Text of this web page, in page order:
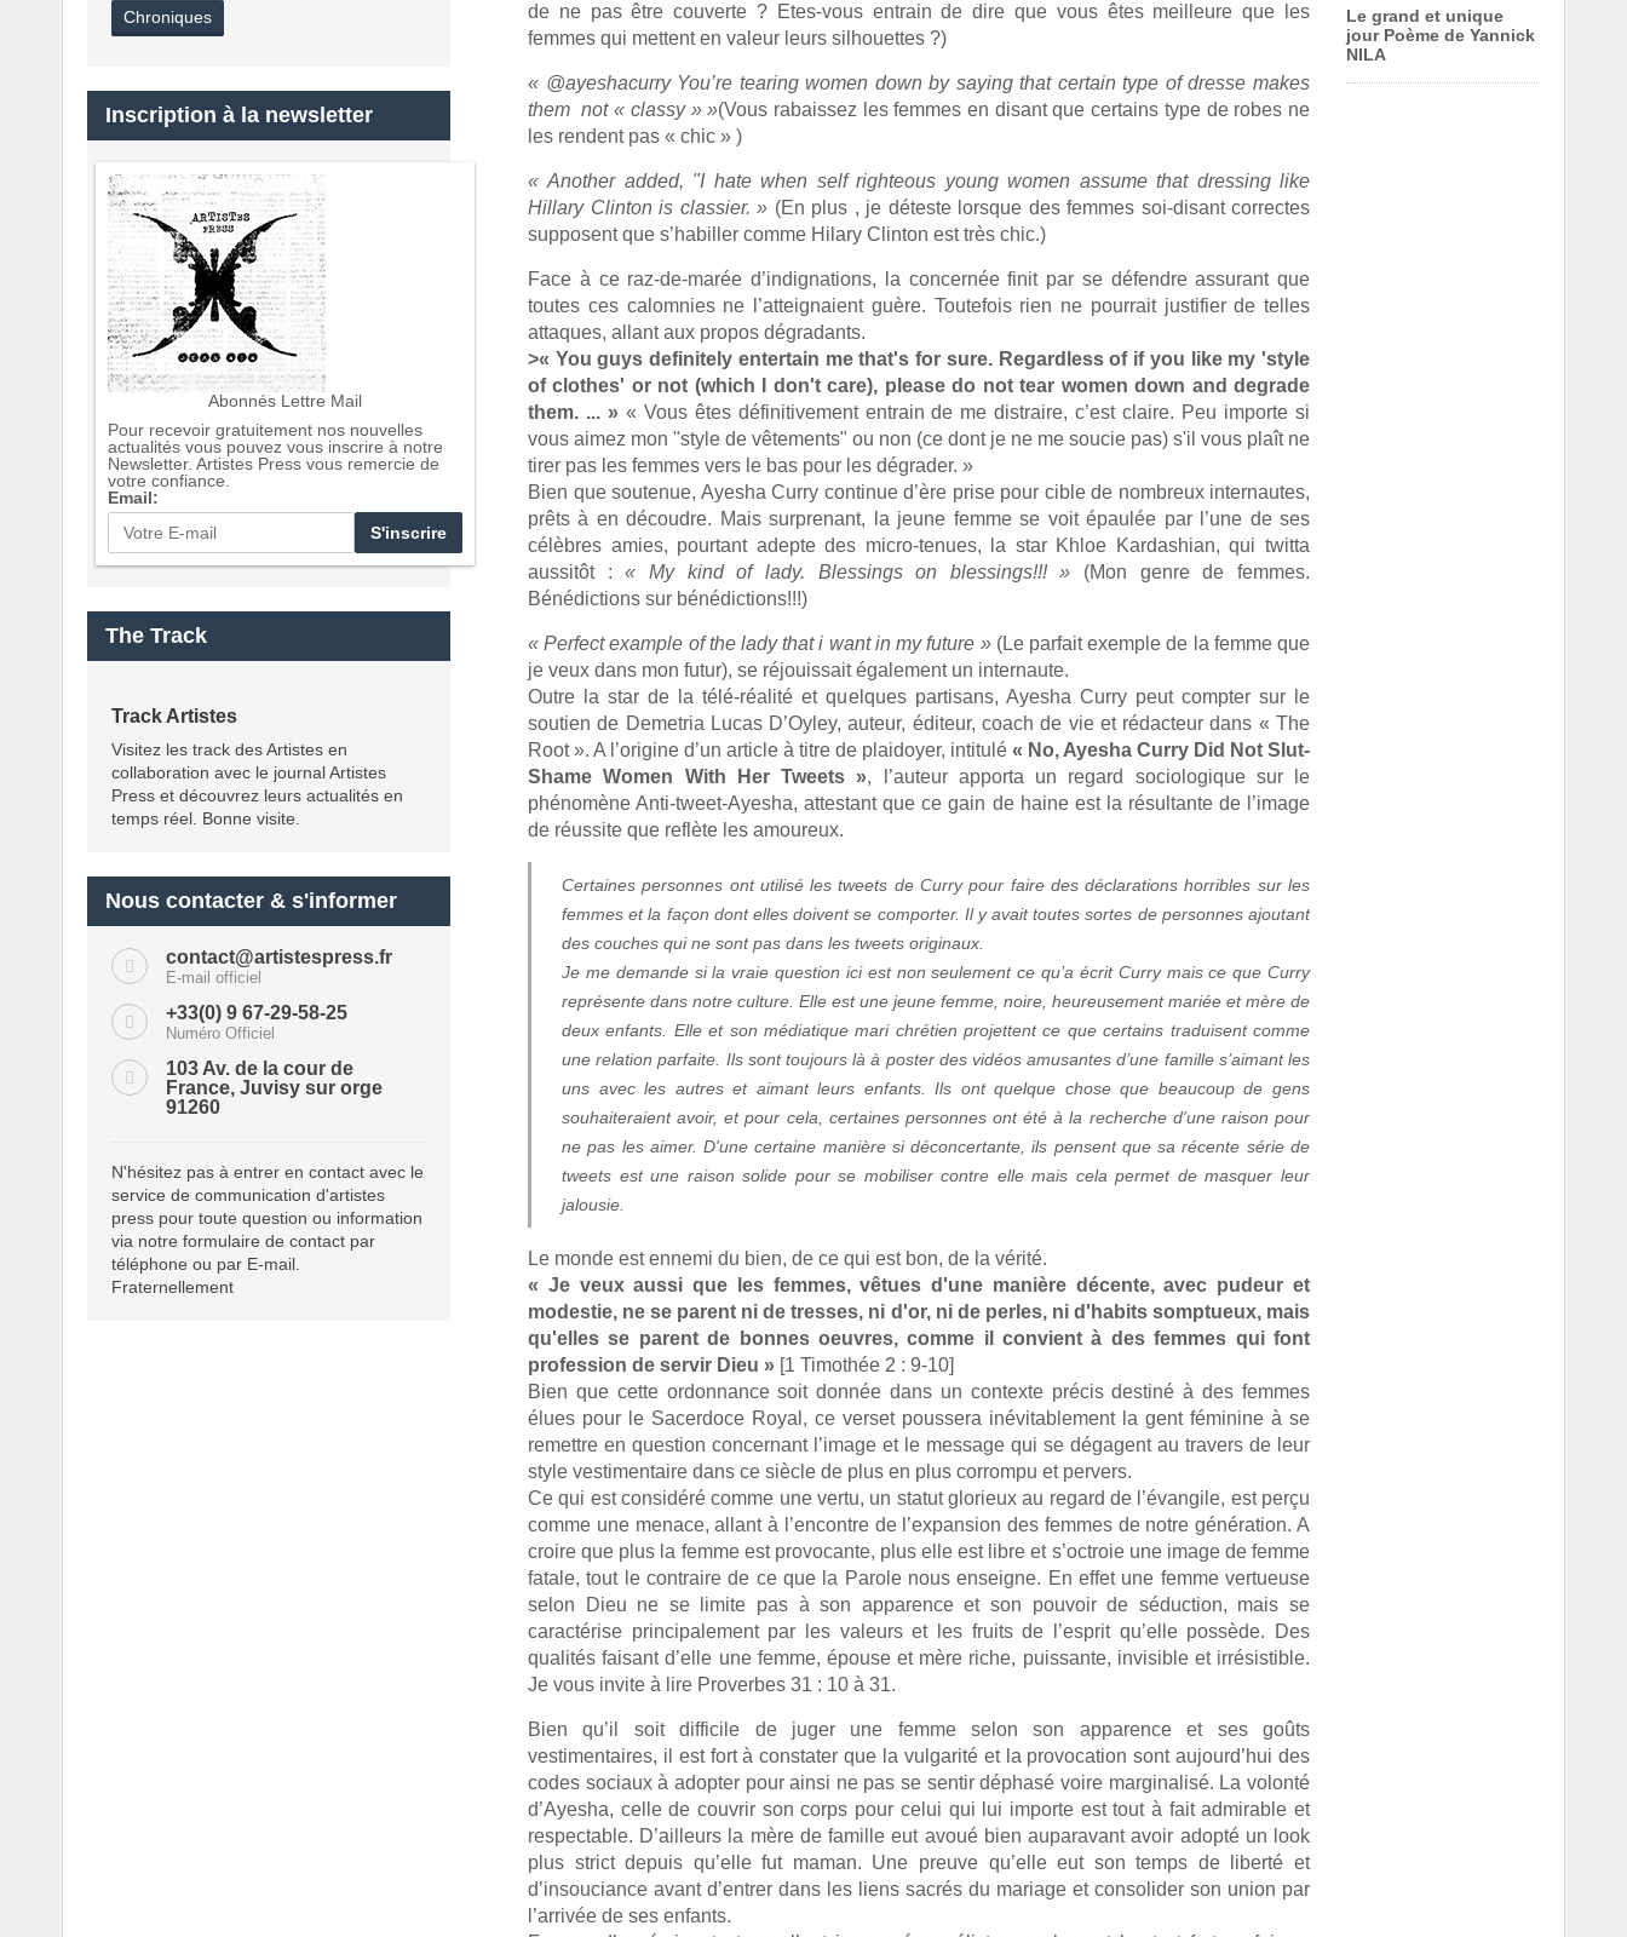
Chroniques
Inscription à la newsletter
Abonnés Lettre Mail
Pour recevoir gratuitement nos nouvelles
actualités vous pouvez vous inscrire à notre
Newsletter. Artistes Press vous remercie de
votre confiance.
Email:
The Track
Track Artistes
Visitez les track des Artistes en
collaboration avec le journal Artistes
Press et découvrez leurs actualités en
temps réel. Bonne visite.
Nous contacter & s'informer
contact@artistespress.fr
E-mail officiel
+33(0) 9 67-29-58-25
Numéro Officiel
103 Av. de la cour de
France, Juvisy sur orge
91260
N'hésitez pas à entrer en contact avec le
service de communication d'artistes
press pour toute question ou information
via notre formulaire de contact par
téléphone ou par E-mail.
Fraternellement
de ne pas être couverte ? Etes-vous entrain de dire que vous êtes meilleure que les
femmes qui mettent en valeur leurs silhouettes ?)
« @ayeshacurry You’re tearing women down by saying that certain type of dresse makes
them not « classy » »(Vous rabaissez les femmes en disant que certains type de robes ne
les rendent pas « chic » )
« Another added, "I hate when self righteous young women assume that dressing like
Hillary Clinton is classier. » (En plus , je déteste lorsque des femmes soi-disant correctes
supposent que s’habiller comme Hilary Clinton est très chic.)
Face à ce raz-de-marée d’indignations, la concernée finit par se défendre assurant que
toutes ces calomnies ne l’atteignaient guère. Toutefois rien ne pourrait justifier de telles
attaques, allant aux propos dégradants.
>« You guys definitely entertain me that's for sure. Regardless of if you like my 'style
of clothes' or not (which I don't care), please do not tear women down and degrade
them. ... »« Vous êtes définitivement entrain de me distraire, c’est claire. Peu importe si
vous aimez mon "style de vêtements" ou non (ce dont je ne me soucie pas) s'il vous plaît ne
tirer pas les femmes vers le bas pour les dégrader. »
Bien que soutenue, Ayesha Curry continue d’ère prise pour cible de nombreux internautes,
prêts à en découdre. Mais surprenant, la jeune femme se voit épaulée par l’une de ses
célèbres amies, pourtant adepte des micro-tenues, la star Khloe Kardashian, qui twitta
aussitôt :« My kind of lady. Blessings on blessings!!! » (Mon genre de femmes.
Bénédictions sur bénédictions!!!)
« Perfect example of the lady that i want in my future »(Le parfait exemple de la femme que
je veux dans mon futur), se réjouissait également un internaute.
Outre la star de la télé-réalité et quelques partisans, Ayesha Curry peut compter sur le
soutien de Demetria Lucas D’Oyley, auteur, éditeur, coach de vie et rédacteur dans « The
Root ». A l’origine d’un article à titre de plaidoyer, intitulé « No, Ayesha Curry Did Not Slut-
Shame Women With Her Tweets », l’auteur apporta un regard sociologique sur le
phénomène Anti-tweet-Ayesha, attestant que ce gain de haine est la résultante de l’image
de réussite que reflète les amoureux.
Certaines personnes ont utilisé les tweets de Curry pour faire des déclarations horribles sur les
femmes et la façon dont elles doivent se comporter. Il y avait toutes sortes de personnes ajoutant
des couches qui ne sont pas dans les tweets originaux.
Je me demande si la vraie question ici est non seulement ce qu’a écrit Curry mais ce que Curry
représente dans notre culture. Elle est une jeune femme, noire, heureusement mariée et mère de
deux enfants. Elle et son médiatique mari chrétien projettent ce que certains traduisent comme
une relation parfaite. Ils sont toujours là à poster des vidéos amusantes d’une famille s’aimant les
uns avec les autres et aimant leurs enfants. Ils ont quelque chose que beaucoup de gens
souhaiteraient avoir, et pour cela, certaines personnes ont été à la recherche d'une raison pour
ne pas les aimer. D'une certaine manière si déconcertante, ils pensent que sa récente série de
tweets est une raison solide pour se mobiliser contre elle mais cela permet de masquer leur
jalousie.
Le monde est ennemi du bien, de ce qui est bon, de la vérité.
« Je veux aussi que les femmes, vêtues d'une manière décente, avec pudeur et
modestie, ne se parent ni de tresses, ni d'or, ni de perles, ni d'habits somptueux, mais
qu'elles se parent de bonnes oeuvres, comme il convient à des femmes qui font
profession de servir Dieu » [1 Timothée 2 : 9-10]
Bien que cette ordonnance soit donnée dans un contexte précis destiné à des femmes
élues pour le Sacerdoce Royal, ce verset poussera inévitablement la gent féminine à se
remettre en question concernant l’image et le message qui se dégagent au travers de leur
style vestimentaire dans ce siècle de plus en plus corrompu et pervers.
Ce qui est considéré comme une vertu, un statut glorieux au regard de l’évangile, est perçu
comme une menace, allant à l’encontre de l’expansion des femmes de notre génération. A
croire que plus la femme est provocante, plus elle est libre et s’octroie une image de femme
fatale, tout le contraire de ce que la Parole nous enseigne. En effet une femme vertueuse
selon Dieu ne se limite pas à son apparence et son pouvoir de séduction, mais se
caractérise principalement par les valeurs et les fruits de l’esprit qu’elle possède. Des
qualités faisant d’elle une femme, épouse et mère riche, puissante, invisible et irrésistible.
Je vous invite à lire Proverbes 31 : 10 à 31.
Bien qu’il soit difficile de juger une femme selon son apparence et ses goûts
vestimentaires, il est fort à constater que la vulgarité et la provocation sont aujourd’hui des
codes sociaux à adopter pour ainsi ne pas se sentir déphasé voire marginalisé. La volonté
d’Ayesha, celle de couvrir son corps pour celui qui lui importe est tout à fait admirable et
respectable. D’ailleurs la mère de famille eut avoué bien auparavant avoir adopté un look
plus strict depuis qu’elle fut maman. Une preuve qu’elle eut son temps de liberté et
d’insouciance avant d’entrer dans les liens sacrés du mariage et consolider son union par
l’arrivée de ses enfants.
Le grand et unique
jour Poème de Yannick
NILA